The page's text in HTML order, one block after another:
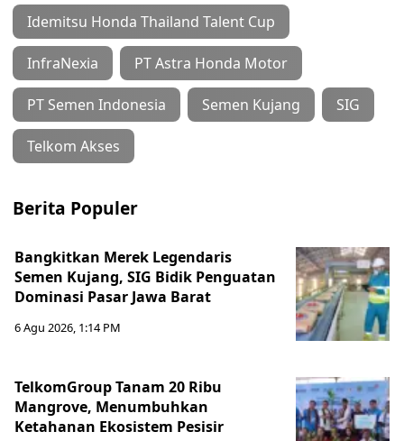
Idemitsu Honda Thailand Talent Cup
InfraNexia PT Astra Honda Motor
PT Semen Indonesia Semen Kujang SIG
Telkom Akses
Berita Populer
Bangkitkan Merek Legendaris
Semen Kujang, SIG Bidik Penguatan
Dominasi Pasar Jawa Barat
6 Agu 2026, 1:14 PM
TelkomGroup Tanam 20 Ribu
Mangrove, Menumbuhkan
Ketahanan Ekosistem Pesisir